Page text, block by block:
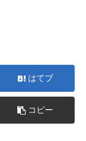
はてブ
コピー